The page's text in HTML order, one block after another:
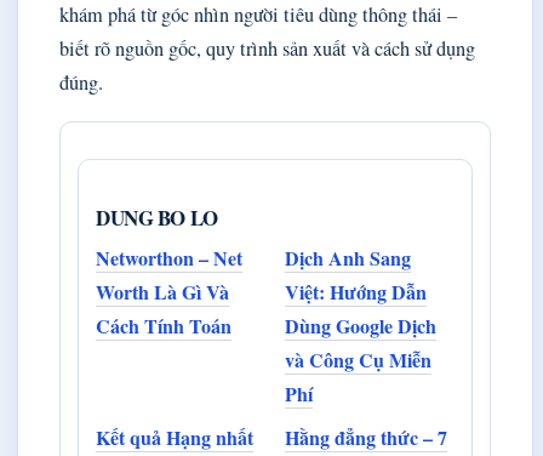
khám phá từ góc nhìn người tiêu dùng thông thái –
biết rõ nguồn gốc, quy trình sản xuất và cách sử dụng
đúng.
DUNG BO LO
Networthon – Net
Worth Là Gì Và
Cách Tính Toán
Dịch Anh Sang
Việt: Hướng Dẫn
Dùng Google Dịch
và Công Cụ Miễn
Phí
Kết quả Hạng nhất
Hằng đẳng thức – 7